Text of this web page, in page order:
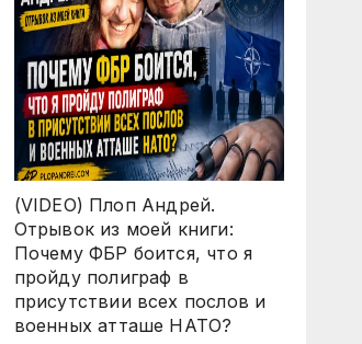
(VIDEO) Плоп Андрей.
Отрывок из моей книги:
Почему ФБР боится, что я
пройду полиграф в
присутствии всех послов и
военных атташе НАТО?